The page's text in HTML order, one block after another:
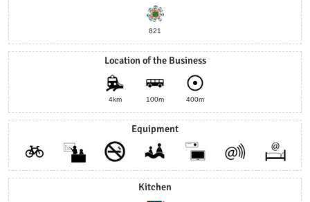
821
Location of the Business
4km 100m 400m
Equipment
Kitchen